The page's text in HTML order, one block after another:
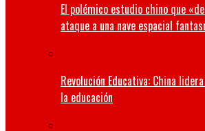
El polémico estudio chino que
ataque a una nave espacial
Revolución Educativa: China
la educación